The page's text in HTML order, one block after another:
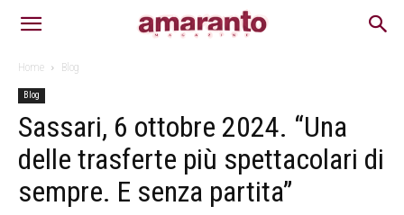
Home Blog
Blog
Sassari, 6 ottobre 2024. “Una
delle trasferte più spettacolari di
sempre. E senza partita”